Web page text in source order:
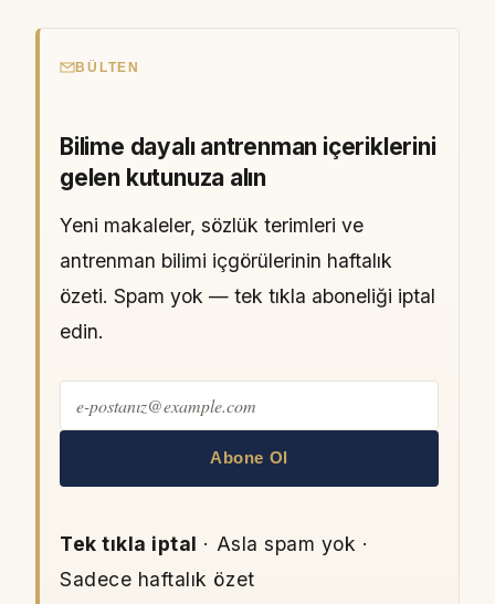
BÜLTEN
Bilime dayalı antrenman içeriklerini
gelen kutunuza alın
Yeni makaleler, sözlük terimleri ve
antrenman bilimi içgörülerinin haftalık
özeti. Spam yok — tek tıkla aboneliği iptal
edin.
Abone Ol
Tek tıkla iptal · Asla spam yok ·
Sadece haftalık özet